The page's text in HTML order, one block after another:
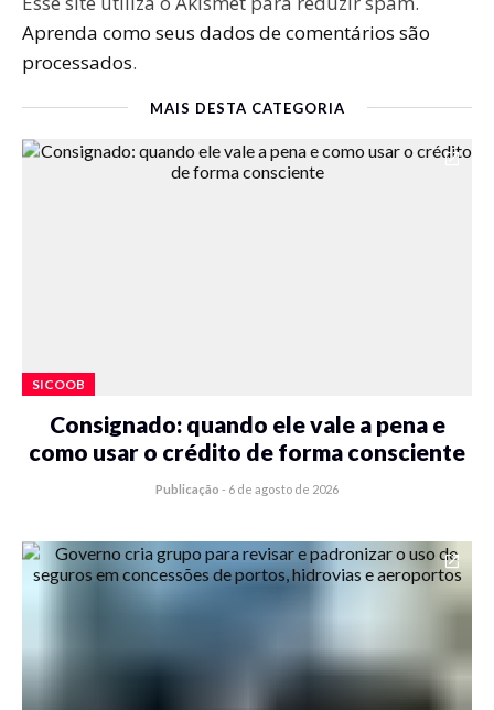
Aprenda como seus dados de comentários são
processados.
MAIS DESTA CATEGORIA
SICOOB
Consignado: quando ele vale a pena e
como usar o crédito de forma consciente
Publicação - 6 de agosto de 2026